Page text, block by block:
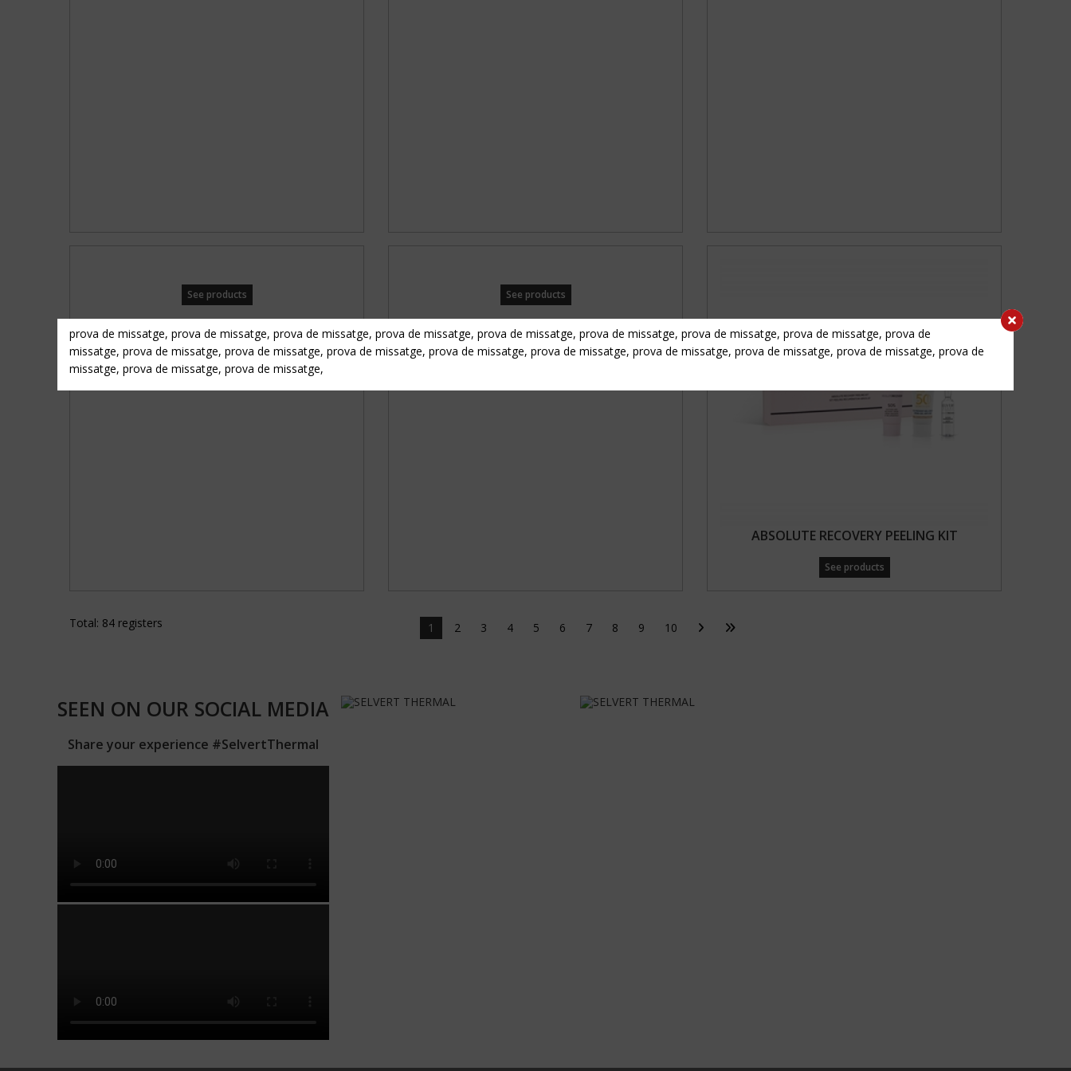
prova de missatge, prova de missatge, prova de missatge, prova de missatge, prova de missatge, prova de missatge, prova de missatge, prova de missatge, prova de
missatge, prova de missatge, prova de missatge, prova de missatge, prova de missatge, prova de missatge, prova de missatge, prova de missatge, prova de missatge, prova de
missatge, prova de missatge, prova de missatge,
See products See products
ABSOLUTE RECOVERY PEELING KIT
See products
Total: 84 registers 1 2 3 4 5 6 7 8 9 10
SEEN ON OUR SOCIAL MEDIA
Share your experience #SelvertThermal